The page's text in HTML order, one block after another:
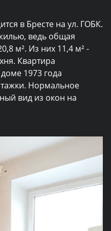
в Бресте на ул. ГОБК.
ведь общая
м². Из них 11,4 м² -
Квартира
1973 года
Нормальное
вид из окон на